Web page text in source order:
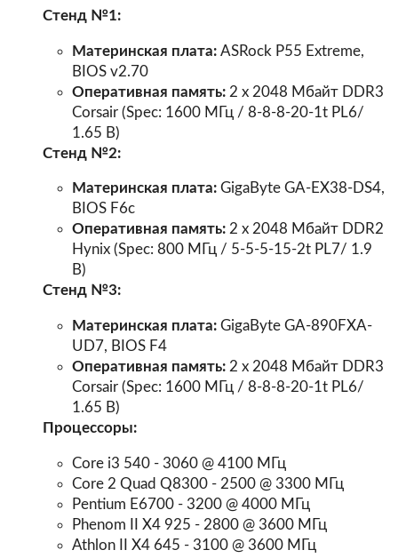
Стенд №1:
Материнская плата: ASRock P55 Extreme,
BIOS v2.70
Оперативная память: 2 x 2048 Мбайт DDR3
Corsair (Spec: 1600 МГц / 8-8-8-20-1t PL6/
1.65 В)
Стенд №2:
Материнская плата: GigaByte GA-EX38-DS4,
BIOS F6с
Оперативная память: 2 x 2048 Мбайт DDR2
Hynix (Spec: 800 МГц / 5-5-5-15-2t PL7/ 1.9
В)
Стенд №3:
Материнская плата: GigaByte GA-890FXA-
UD7, BIOS F4
Оперативная память: 2 x 2048 Мбайт DDR3
Corsair (Spec: 1600 МГц / 8-8-8-20-1t PL6/
1.65 В)
Процессоры:
Core i3 540 - 3060 @ 4100 МГц
Core 2 Quad Q8300 - 2500 @ 3300 МГц
Pentium E6700 - 3200 @ 4000 МГц
Phenom II X4 925 - 2800 @ 3600 МГц
Athlon II X4 645 - 3100 @ 3600 МГц